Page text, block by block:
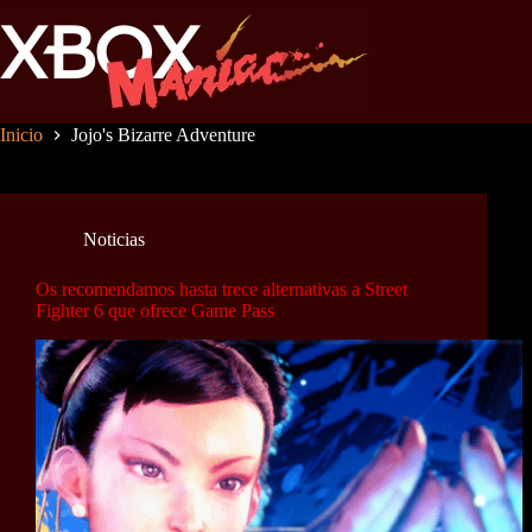
al
contenido
Inicio Jojo's Bizarre Adventure
Noticias
Os recomendamos hasta trece alternativas a Street
Fighter 6 que ofrece Game Pass